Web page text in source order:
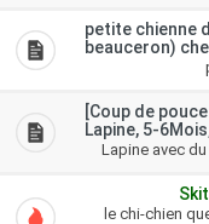
petite chienne
beauceron)
[Coup de
Lapine, 5-
Lapine avec
le chi-chien